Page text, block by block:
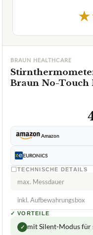
★
BRAUN HEALTHCARE
Braun No-Touch
Amazon
EURONICS
TECHNISCHE DETAILS
max. Messdauer
inkl. Aufbewahrungsbox
✓ VORTEILE
✓ mit Silent-Modus für